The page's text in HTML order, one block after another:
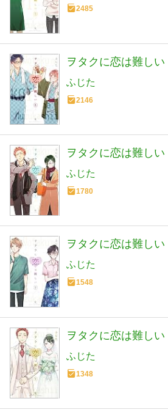
2485
ヲタクに恋は難し
ふじた
2146
ヲタクに恋は難し
ふじた
1780
ヲタクに恋は難し
ふじた
1548
ヲタクに恋は難し
ふじた
1348